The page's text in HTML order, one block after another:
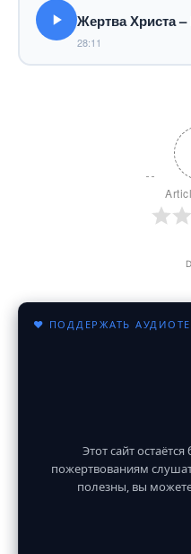
Жертва Христа
28:11
♥ ПОДДЕРЖАТЬ
Этот сайт
пожертвованиям
полезны, вы